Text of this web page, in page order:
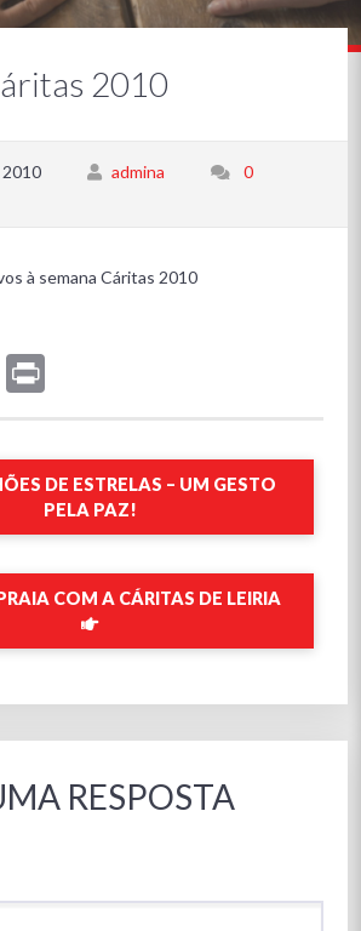
2010
2010 admina
0
à semana Cáritas 2010
Email
DE ESTRELAS – UM GESTO
PELA PAZ!
COM A CÁRITAS DE LEIRIA
RESPOSTA